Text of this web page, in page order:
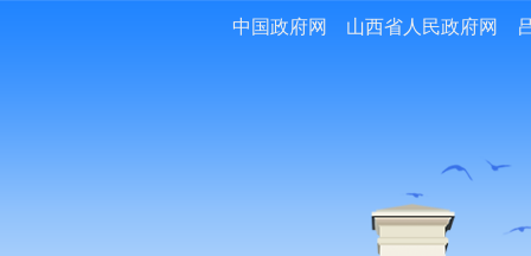
中国政府网 山西省人民政府网